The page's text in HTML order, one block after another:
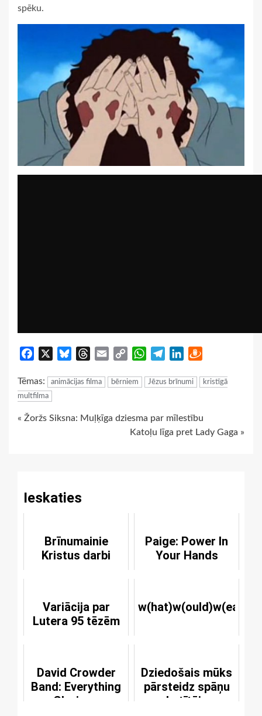
spēku.
Facebook BlueskyThreads
Email
Copy
WhatsApp
TelegramLinkedIn
Tēmas: animācijas filma bērniem Jēzus brīnumi
kristīgā
multfilma
Continue
« Žoržs Siksna: Muļķīga dziesma par mīlestību
Katoļu līga pret Lady Gaga »
Ieskaties
Brīnumainie
Kristus darbi
Paige: Power In
Your Hands
Variācija par
Lutera 95 tēzēm
David Crowder
Band: Everything
Glorious
Dziedošais mūks
pārsteidz spāņu
skatītājus